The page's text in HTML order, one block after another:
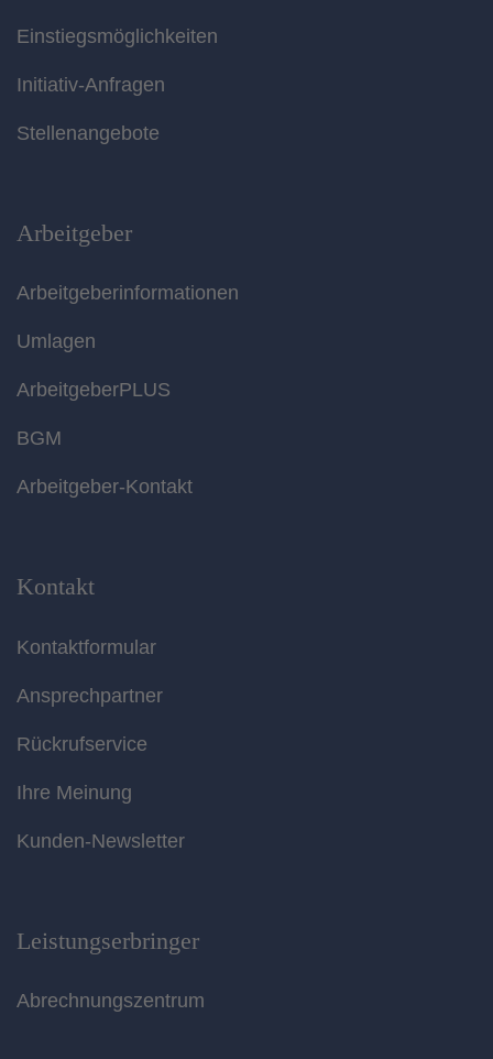
Einstiegsmöglichkeiten
Initiativ-Anfragen
Stellenangebote
Arbeitgeber
Arbeitgeberinformationen
Umlagen
ArbeitgeberPLUS
BGM
Arbeitgeber-Kontakt
Kontakt
Kontaktformular
Ansprechpartner
Rückrufservice
Ihre Meinung
Kunden-Newsletter
Leistungserbringer
Abrechnungszentrum